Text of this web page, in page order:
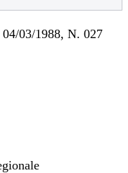
03/1988, N. 027